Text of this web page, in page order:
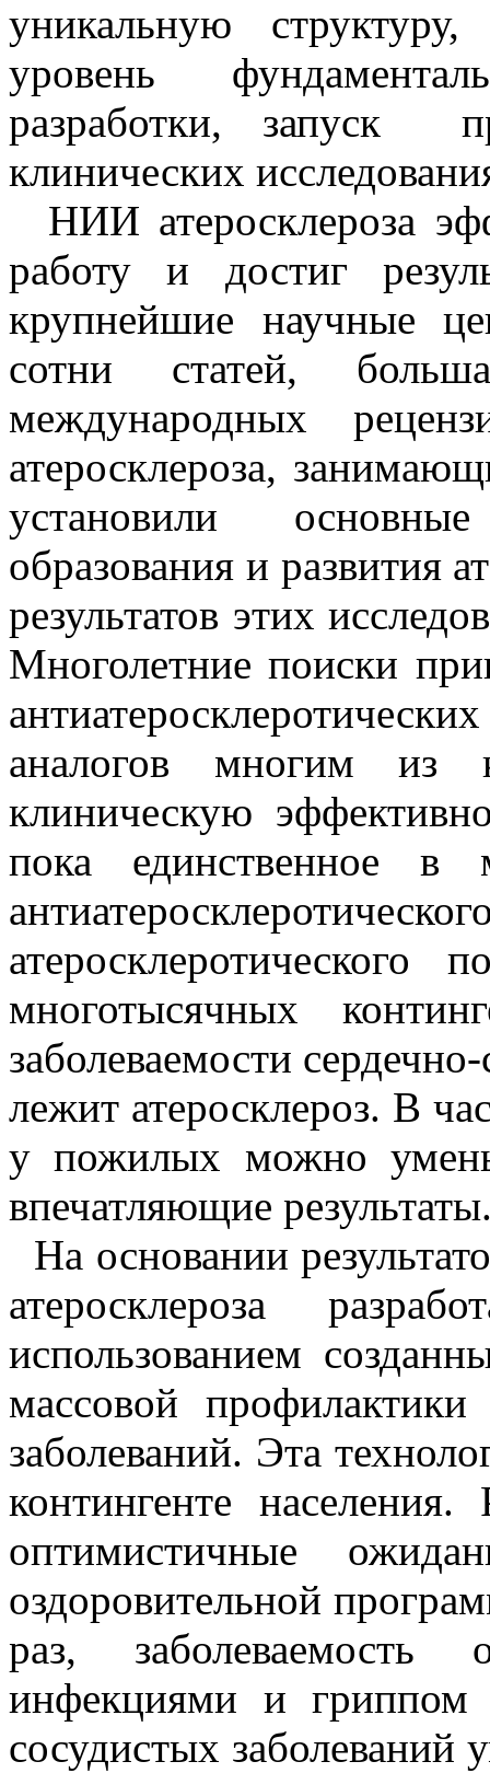
уникальную
уровень
разработки, запуск
клинических
НИИ атеросклероза
работу и достиг
крупнейшие научные
сотни статей,
международных
атеросклероза,
установили
образования и развития
результатов этих
Многолетние поиски
аналогов многим из
клиническую
пока единственное в
многотысячных
заболеваемости
лежит атеросклероз. В
у пожилых можно
впечатляющие
На основании
атеросклероза
использованием
массовой
заболеваний. Эта
контингенте
оптимистичные
оздоровительной
раз, заболеваемость
инфекциями и гриппом
сосудистых заболеваний